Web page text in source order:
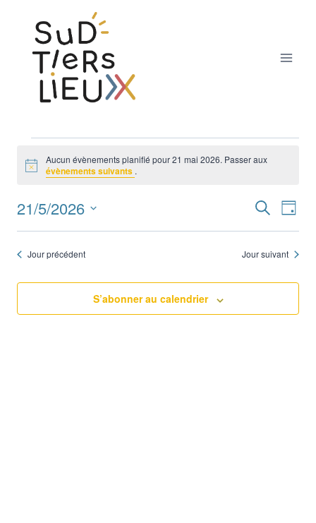
contenu
Évènements
21
mai
2026
Notice
Aucun évènements planifié pour 21 mai 2026. Passer aux
évènements suivants .
Recherche
de
Jour
21/5/2026
Sélectionnez
Jour précédent Jour suivant
S’abonner au calendrier